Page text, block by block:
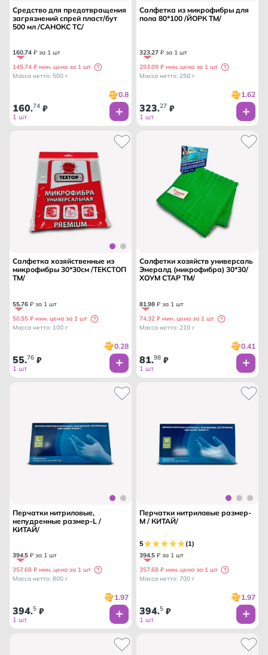
Средство для предотвращения
загрязнений спрей пласт/бут
500 мл /САНОКС ТС/
160.74 ₽ за 1 шт
145.74 ₽ мин. цена за 1 шт
Масса нетто: 500 г
0.8
160.74 ₽
1 шт
Салфетка из микрофибры для
пола 80*100 /ЙОРК ТМ/
323.27 ₽ за 1 шт
293.09 ₽ мин. цена за 1 шт
Масса нетто: 250 г
1.62
323.27 ₽
1 шт
Салфетка хозяйственные из
микрофибры 30*30см /ТЕКСТОП
ТМ/
55.76 ₽ за 1 шт
50.55 ₽ мин. цена за 1 шт
Масса нетто: 100 г
0.28
55.76 ₽
1 шт
Салфетки хозяйств универсаль
Эмералд (микрофибра) 30*30/
ХОУМ СТАР ТМ/
81.98 ₽ за 1 шт
74.32 ₽ мин. цена за 1 шт
Масса нетто: 210 г
0.41
81.98 ₽
1 шт
Перчатки нитриловые,
непудренные размер-L /
КИТАЙ/
394.5 ₽ за 1 шт
357.68 ₽ мин. цена за 1 шт
Масса нетто: 800 г
1.97
394.5 ₽
1 шт
Перчатки нитриловые размер-
M / КИТАЙ/
5 (1)
394.5 ₽ за 1 шт
357.68 ₽ мин. цена за 1 шт
Масса нетто: 700 г
1.97
394.5 ₽
1 шт